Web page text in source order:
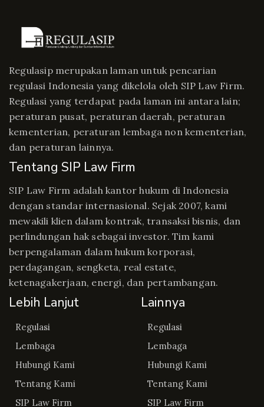
Regulasip merupakan laman untuk pencarian
regulasi Indonesia yang dikelola oleh SIP Law Firm.
Regulasi yang terdapat pada laman ini antara lain;
peraturan pusat, peraturan daerah, peraturan
kementerian, peraturan lembaga non kementerian,
dan peraturan lainnya.
Tentang SIP Law Firm
SIP Law Firm adalah kantor hukum di Indonesia
dengan standar internasional. Sejak 2007, kami
mewakili klien dalam kontrak, transaksi bisnis, dan
perlindungan hak sebagai investor. Tim kami
berpengalaman dalam hukum korporasi,
perdagangan, sengketa, real estate,
ketenagakerjaan, energi, dan pertambangan.
Lebih Lanjut
Regulasi
Lembaga
Hubungi Kami
Tentang Kami
SIP Law Firm
Lainnya
Regulasi
Lembaga
Hubungi Kami
Tentang Kami
SIP Law Firm